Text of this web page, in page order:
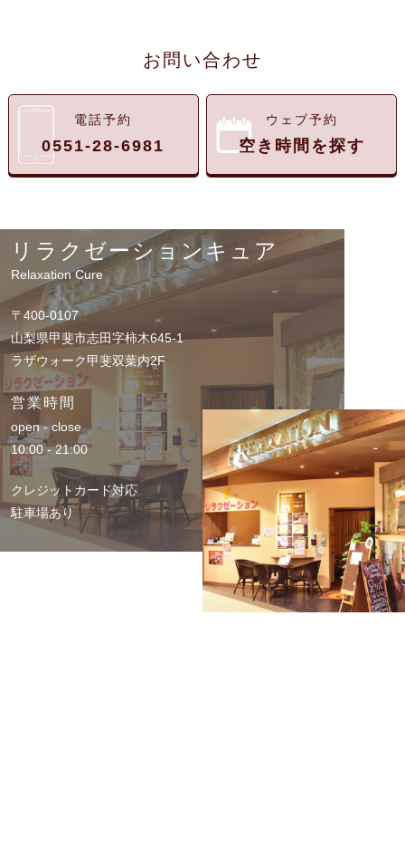
お問い合わせ
電話予約
0551-28-6981
ウェブ予約
空き時間を探す
リラクゼーションキュア
Relaxation Cure
〒400-0107
山梨県甲斐市志田字柿木645-1
ラザウォーク甲斐双葉内2F
営業時間
open - close
10:00 - 21:00
クレジットカード対応
駐車場あり